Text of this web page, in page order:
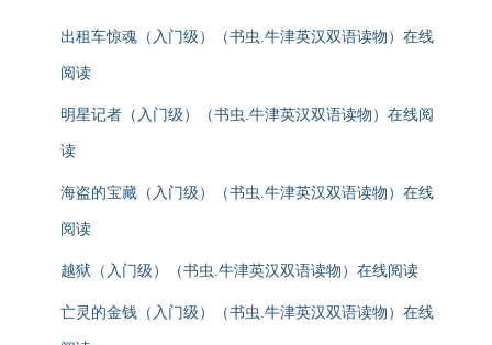
出租车惊魂（入门级）（书虫.牛津英汉双语读物）在线
阅读
明星记者（入门级）（书虫.牛津英汉双语读物）在线阅
读
海盗的宝藏（入门级）（书虫.牛津英汉双语读物）在线
阅读
越狱（入门级）（书虫.牛津英汉双语读物）在线阅读
亡灵的金钱（入门级）（书虫.牛津英汉双语读物）在线